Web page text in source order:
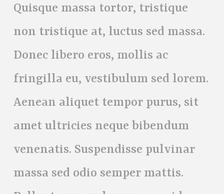
Quisque massa tortor, tristique
non tristique at, luctus sed massa.
Donec libero eros, mollis ac
fringilla eu, vestibulum sed lorem.
Aenean aliquet tempor purus, sit
amet ultricies neque bibendum
venenatis. Suspendisse pulvinar
massa sed odio semper mattis.